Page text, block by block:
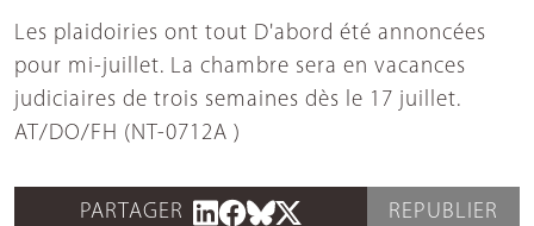
Les plaidoiries ont tout D'abord été annoncées
pour mi-juillet. La chambre sera en vacances
judiciaires de trois semaines dès le 17 juillet.
AT/DO/FH (NT-0712A )
PARTAGER REPUBLIER